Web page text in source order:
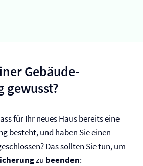
Gebäude­
gewusst?
für Ihr neues Haus bereits eine
besteht, und haben Sie einen
Das sollten Sie tun, um
zu beenden: